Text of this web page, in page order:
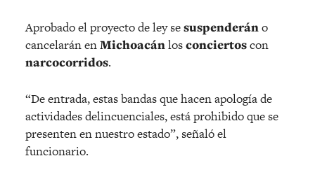
Aprobado el proyecto de ley sesuspenderáno
cancelarán enMichoacánlosconciertoscon
narcocorridos.
“De entrada, estas bandas que hacen apología de
actividades delincuenciales, está prohibido que se
presenten en nuestro estado”, señaló el
funcionario.